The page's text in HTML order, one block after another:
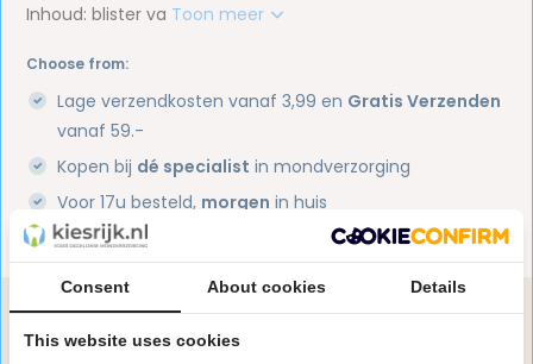
Inhoud: blister va Toon meer
Choose from:
Lage verzendkosten vanaf 3,99 en Gratis Verzenden
vanaf 59.-
Kopen bij dé specialist in mondverzorging
Voor 17u besteld, morgen in huis
1 miljoen+tevreden klanten
Heb je een vraag over dit product?
Onze specialisten helpen je graag! Spreek ons aan
Consent About cookies Details
This website uses cookies